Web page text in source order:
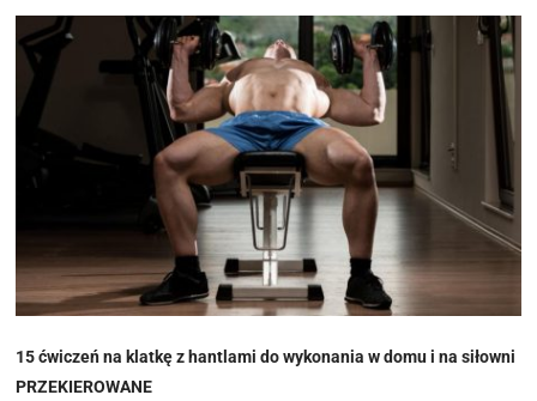
15 ćwiczeń na klatkę z hantlami do wykonania w domu i na siłowni
PRZEKIEROWANE